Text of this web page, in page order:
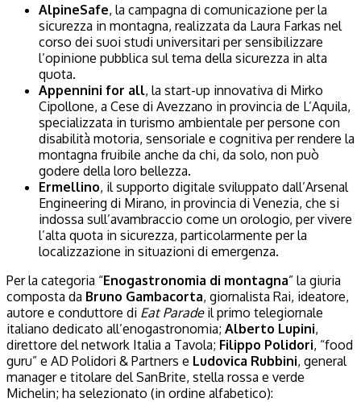
AlpineSafe, la campagna di comunicazione per la
sicurezza in montagna, realizzata da Laura Farkas nel
corso dei suoi studi universitari per sensibilizzare
l’opinione pubblica sul tema della sicurezza in alta
quota.
Appennini for all, la start-up innovativa di Mirko
Cipollone, a Cese di Avezzano in provincia de L’Aquila,
specializzata in turismo ambientale per persone con
disabilità motoria, sensoriale e cognitiva per rendere la
montagna fruibile anche da chi, da solo, non può
godere della loro bellezza.
Ermellino, il supporto digitale sviluppato dall’Arsenal
Engineering di Mirano, in provincia di Venezia, che si
indossa sull’avambraccio come un orologio, per vivere
l’alta quota in sicurezza, particolarmente per la
localizzazione in situazioni di emergenza.
Per la categoria “Enogastronomia di montagna” la giuria
composta da Bruno Gambacorta, giornalista Rai, ideatore,
autore e conduttore di Eat Paradeil primo telegiornale
italiano dedicato all’enogastronomia; Alberto Lupini,
direttore del network Italia a Tavola; Filippo Polidori, “food
guru” e AD Polidori & Partners e Ludovica Rubbini, general
manager e titolare del SanBrite, stella rossa e verde
Michelin; ha selezionato (in ordine alfabetico):